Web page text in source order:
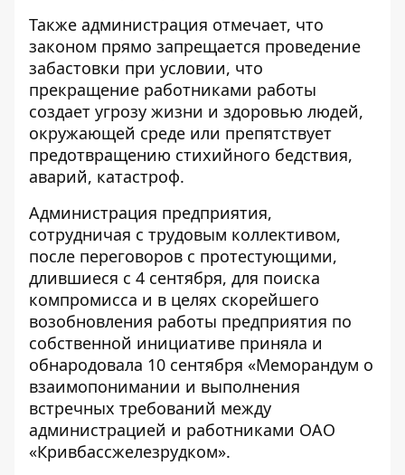
Также администрация отмечает, что
законом прямо запрещается проведение
забастовки при условии, что
прекращение работниками работы
создает угрозу жизни и здоровью людей,
окружающей среде или препятствует
предотвращению стихийного бедствия,
аварий, катастроф.
Администрация предприятия,
сотрудничая с трудовым коллективом,
после переговоров с протестующими,
длившиеся с 4 сентября, для поиска
компромисса и в целях скорейшего
возобновления работы предприятия по
собственной инициативе приняла и
обнародовала 10 сентября «Меморандум о
взаимопонимании и выполнения
встречных требований между
администрацией и работниками ОАО
«Кривбассжелезрудком».